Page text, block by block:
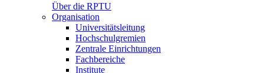
Über die RPTU
Organisation
Universitätsleitung
Hochschulgremien
Zentrale Einrichtungen
Fachbereiche
Institute